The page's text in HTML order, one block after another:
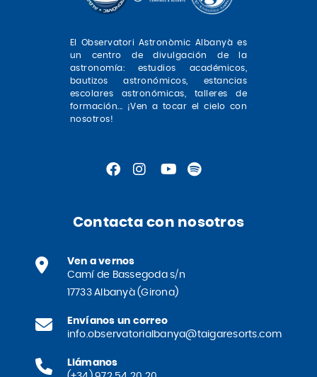
El Observatori Astronòmic Albanyà es
un centro de divulgación de la
astronomía: estudios académicos,
bautizos astronómicos, estancias
escolares astronómicas, talleres de
formación... ¡Ven a tocar el cielo con
nosotros!
Contacta con nosotros
Ven a vernos
Camí de Bassegoda s/n
17733 Albanyà (Girona)
Envíanos un correo
info.observatorialbanya@taigaresorts.com
Llámanos